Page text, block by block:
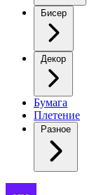
Бисер
Декор
Бумага
Плетение
Разное